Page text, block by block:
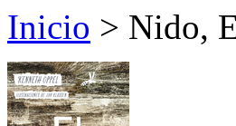
Inicio > Nido,